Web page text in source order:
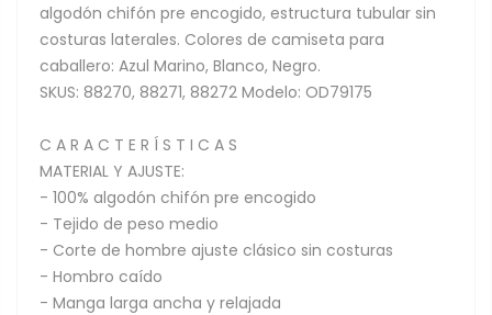
algodón chifón pre encogido, estructura tubular sin
costuras laterales. Colores de camiseta para
caballero: Azul Marino, Blanco, Negro.
SKUS: 88270, 88271, 88272 Modelo: OD79175
C A R A C T E R Í S T I C A S
MATERIAL Y AJUSTE:
- 100% algodón chifón pre encogido
- Tejido de peso medio
- Corte de hombre ajuste clásico sin costuras
- Hombro caído
- Manga larga ancha y relajada